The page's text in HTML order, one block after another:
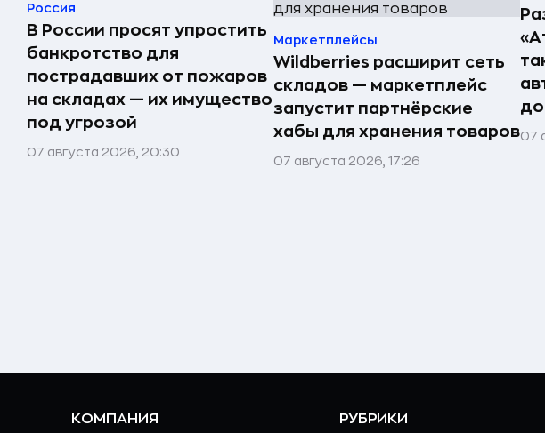
Россия
В России просят упростить
банкротство для
пострадавших от пожаров
на складах — их имущество
под угрозой
07 августа 2026, 20:30
Маркетплейсы
Wildberries расширит сеть
складов — маркетплейс
запустит партнёрские
хабы для хранения товаров
07 августа 2026, 17:26
07
КОМПАНИЯ РУБРИКИ